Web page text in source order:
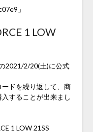
」
1 LOW
2021/2/20(土)に公式
ドを繰り返して、商
することが出来まし
1 LOW 21SS